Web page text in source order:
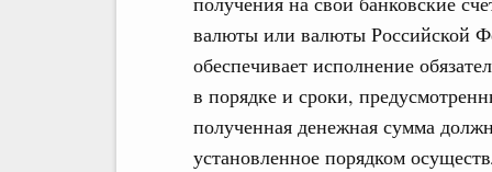
валюты или валюты Российской
обеспечивает исполнение
в порядке и сроки,
полученная денежная сумма
установленное порядком